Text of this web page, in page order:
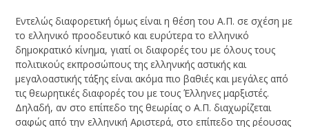
Εντελώς διαφορετική όμως είναι η θέση του Α.Π. σε σχέση με
το ελληνικό προοδευτικό και ευρύτερα το ελληνικό
δημοκρατικό κίνημα, γιατί οι διαφορές του με όλους τους
πολιτικούς εκπροσώπους της ελληνικής αστικής και
μεγαλοαστικής τάξης είναι ακόμα πιο βαθιές και μεγάλες από
τις θεωρητικές διαφορές του με τους Έλληνες μαρξιστές.
Δηλαδή, αν στο επίπεδο της θεωρίας ο Α.Π. διαχωρίζεται
σαφώς από την ελληνική Αριστερά, στο επίπεδο της ρέουσας